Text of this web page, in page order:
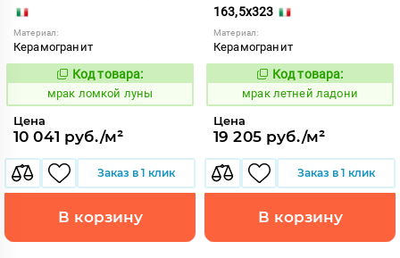
Материал:
Керамогранит
1052920
Код товара:
мрак ломкой луны
Цена
10 041 руб./м²
Заказ в 1 клик
В корзину
163,5x323
Материал:
Керамогранит
1052792
Код товара:
мрак летней ладони
Цена
19 205 руб./м²
Заказ в 1 клик
В корзину